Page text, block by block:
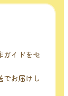
ガイドをセ
お届けし